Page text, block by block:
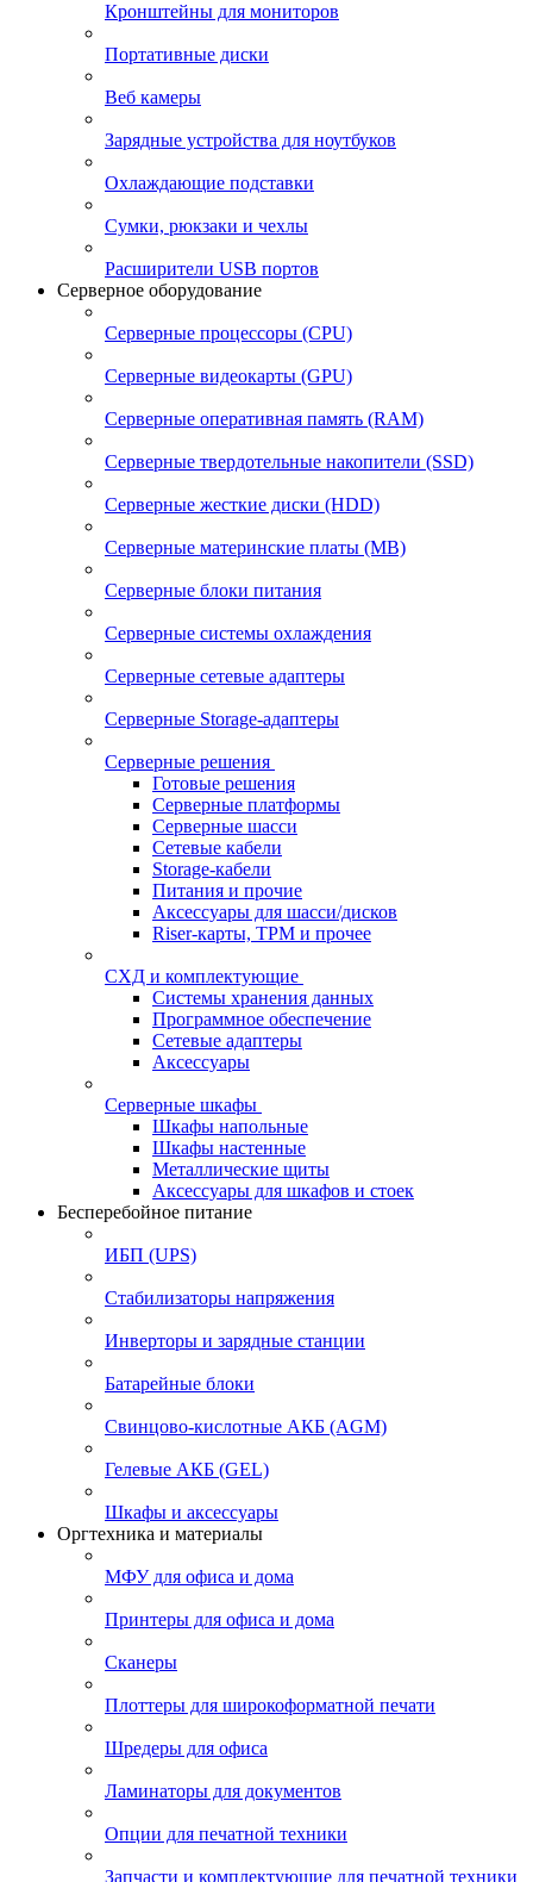
Кронштейны для мониторов
Портативные диски
Веб камеры
Зарядные устройства для ноутбуков
Охлаждающие подставки
Сумки, рюкзаки и чехлы
Расширители USB портов
Серверное оборудование
Серверные процессоры (CPU)
Серверные видеокарты (GPU)
Серверные оперативная память (RAM)
Серверные твердотельные накопители (SSD)
Серверные жесткие диски (HDD)
Серверные материнские платы (MB)
Серверные блоки питания
Серверные системы охлаждения
Серверные сетевые адаптеры
Серверные Storage-адаптеры
Серверные решения
Готовые решения
Серверные платформы
Серверные шасси
Сетевые кабели
Storage-кабели
Питания и прочие
Аксессуары для шасси/дисков
Riser-карты, TPM и прочее
СХД и комплектующие
Системы хранения данных
Программное обеспечение
Сетевые адаптеры
Аксессуары
Серверные шкафы
Шкафы напольные
Шкафы настенные
Металлические щиты
Аксессуары для шкафов и стоек
Бесперебойное питание
ИБП (UPS)
Стабилизаторы напряжения
Инверторы и зарядные станции
Батарейные блоки
Свинцово-кислотные АКБ (AGM)
Гелевые АКБ (GEL)
Шкафы и аксессуары
Оргтехника и материалы
МФУ для офиса и дома
Принтеры для офиса и дома
Сканеры
Плоттеры для широкоформатной печати
Шредеры для офиса
Ламинаторы для документов
Опции для печатной техники
Запчасти и комплектующие для печатной техники